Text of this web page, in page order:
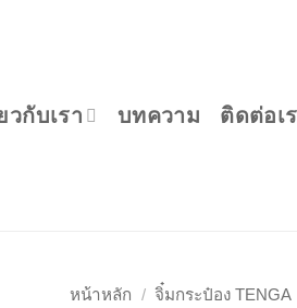
วกับเรา บทความ ติดต่อเ
หน้าหลัก / จิ๋มกระป๋อง TENGA